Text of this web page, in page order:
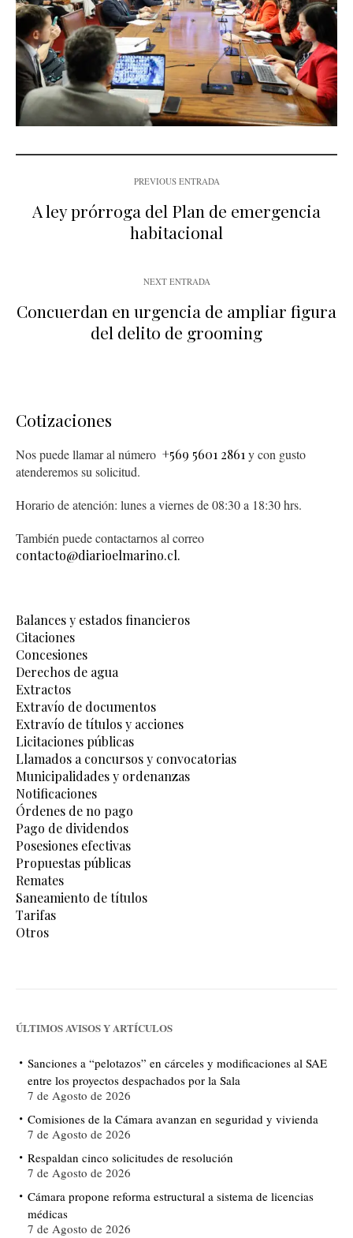
PREVIOUS ENTRADA
A ley prórroga del Plan de emergencia
habitacional
NEXT ENTRADA
Concuerdan en urgencia de ampliar figura
del delito de grooming
Cotizaciones
Nos puede llamar al número +569 5601 2861y con gusto
atenderemos su solicitud.
Horario de atención: lunes a viernes de 08:30 a 18:30 hrs.
También puede contactarnos al correo
contacto@diarioelmarino.cl.
Balances y estados financieros
Citaciones
Concesiones
Derechos de agua
Extractos
Extravío de documentos
Extravío de títulos y acciones
Licitaciones públicas
Llamados a concursos y convocatorias
Municipalidades y ordenanzas
Notificaciones
Órdenes de no pago
Pago de dividendos
Posesiones efectivas
Propuestas públicas
Remates
Saneamiento de títulos
Tarifas
Otros
ÚLTIMOS AVISOS Y ARTÍCULOS
Sanciones a “pelotazos” en cárceles y modificaciones al SAE
entre los proyectos despachados por la Sala
7 de Agosto de 2026
Comisiones de la Cámara avanzan en seguridad y vivienda
7 de Agosto de 2026
Respaldan cinco solicitudes de resolución
7 de Agosto de 2026
Cámara propone reforma estructural a sistema de licencias
médicas
7 de Agosto de 2026